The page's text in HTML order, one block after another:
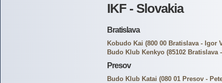
IKF - Slovakia
Bratislava
Kobudo Kai (800 00 Bratislava - Igor
Budo Klub Kenkyo (85102 Bratislava
Presov
Budo Klub Katai (080 01 Presov -